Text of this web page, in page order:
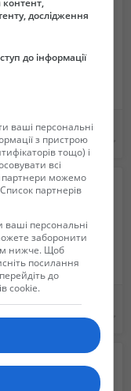
малюки:
за методикою М.
рук, сенсорику;
віршики;
(кількість, величина
в часі, ознайомлення
інформацію.
дослідження
до інформації
ваші персональні
з пристрою
тощо) і
всі
партнери можемо
партнерів
ваші персональні
заборонити
нижче. Щоб
посилання
до
cookie.